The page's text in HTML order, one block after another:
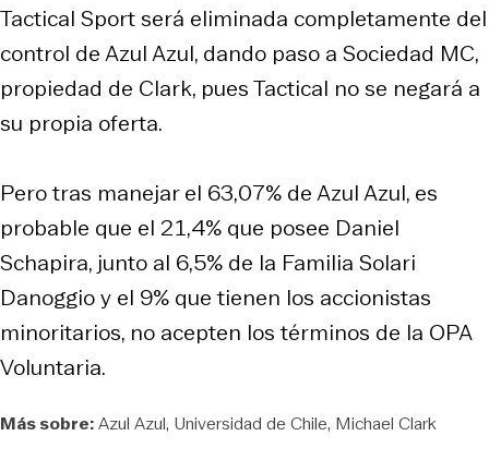
Tactical Sport será eliminada completamente del
control de Azul Azul, dando paso a Sociedad MC,
propiedad de Clark, pues Tactical no se negará a
su propia oferta.
Pero tras manejar el 63,07% de Azul Azul, es
probable que el 21,4% que posee Daniel
Schapira, junto al 6,5% de la Familia Solari
Danoggio y el 9% que tienen los accionistas
minoritarios, no acepten los términos de la OPA
Voluntaria.
Más sobre:Azul Azul Universidad de Chile Michael Clark